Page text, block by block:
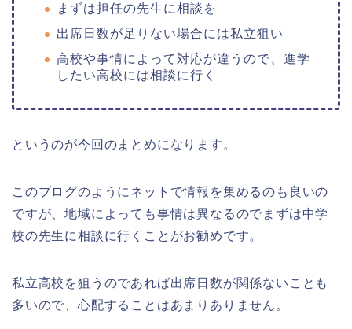
まずは担任の先生に相談を
出席日数が足りない場合には私立狙い
高校や事情によって対応が違うので、進学
したい高校には相談に行く
というのが今回のまとめになります。
このブログのようにネットで情報を集めるのも良いの
ですが、地域によっても事情は異なるのでまずは中学
校の先生に相談に行くことがお勧めです。
私立高校を狙うのであれば出席日数が関係ないことも
多いので、心配することはあまりありません。